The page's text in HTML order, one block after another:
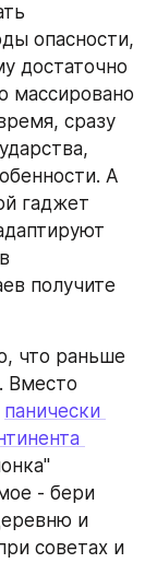
опасности,
достаточно
массировано
сразу
А
гаджет
получите
что раньше
Вместо
панически
- бери
и
советах и